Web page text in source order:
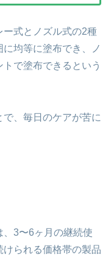
式とノズル式の2種
均等に塗布でき、ノ
で塗布できるという
、毎日のケアが苦に
3〜6ヶ月の継続使
られる価格帯の製品